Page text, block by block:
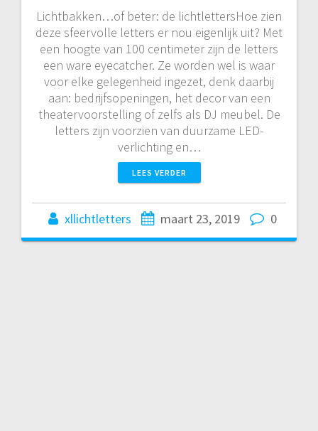
Lichtbakken…of beter: de lichtlettersHoe zien
deze sfeervolle letters er nou eigenlijk uit? Met
een hoogte van 100 centimeter zijn de letters
een ware eyecatcher. Ze worden wel is waar
voor elke gelegenheid ingezet, denk daarbij
aan: bedrijfsopeningen, het decor van een
theatervoorstelling of zelfs als DJ meubel. De
letters zijn voorzien van duurzame LED-
verlichting en…
LEES VERDER
xllichtletters maart 23, 2019 0